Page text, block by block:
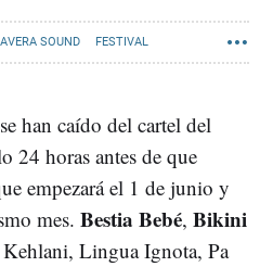
SOUND FESTIVAL
se han caído del cartel del
24 horas antes de que
empezará el 1 de junio y
mes. Bestia Bebé, Bikini
Lingua Ignota, Pa